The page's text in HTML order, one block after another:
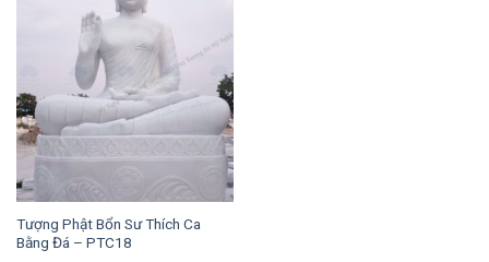
Tượng Phật Bổn Sư Thích Ca
Bằng Đá – PTC18